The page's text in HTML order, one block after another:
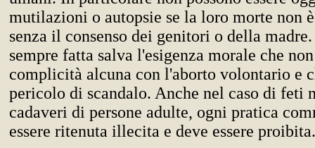
mutilazioni o autopsie se la loro morte non
senza il consenso dei genitori o della
sempre fatta salva l'esigenza morale che
complicità alcuna con l'aborto volontario e
pericolo di scandalo. Anche nel caso di feti
cadaveri di persone adulte, ogni pratica
essere ritenuta illecita e deve essere proibita.